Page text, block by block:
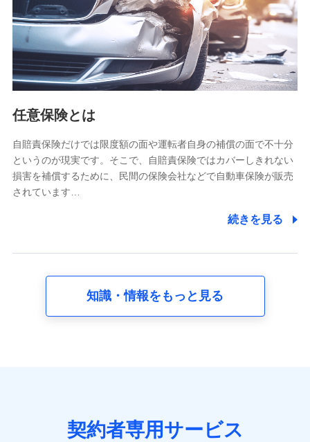
基本情報
氏名、電話番号、メールアドレス、お客さまの識別子、
属性、連絡先、dポイントサービスのご利用に関する情
報。例として、dポイントカード番号、性別、年齢、家族
構成、住所、dポイント残高、dポイント利用履歴などが
含まれます。
当社又は株式会社NTTドコモが提供する各種サービスな
又は株式会社NTTドコモが提供する各種サービスのご契
約状態・ご利用履歴インターネット利用時の行動に関す
る情報、アプリケーション利用時の行動に関する情報、
購入されたサービスや商品の名称・購入場所・決済に関
する情報、アンケートの回答に関する情報などが含まれ
の内容、保険料、保険料のお支払方法、車のメーカーや
走行距離などの情報、建物の構造や築年数などの情報、
険契約に関する情報。例として、保険契約者及び被保険
者の氏名、住所、生年月日、性別、保険契約者と被保険
任意保険とは
自賠責保険だけでは限度額の面や運転者自身の補償の面で不十分
というのが現実です。そこで、自賠責保険ではカバーしきれない
損害を補償するために、民間の保険会社などで自動車保険が販売
されています…
続きを見る
知識・情報をもっと見る
契約者専用サービス